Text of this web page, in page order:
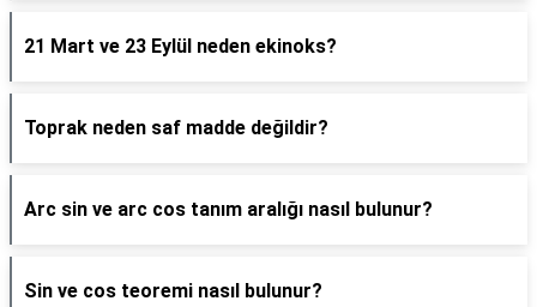
21 Mart ve 23 Eylül neden ekinoks?
Toprak neden saf madde değildir?
Arc sin ve arc cos tanım aralığı nasıl bulunur?
Sin ve cos teoremi nasıl bulunur?